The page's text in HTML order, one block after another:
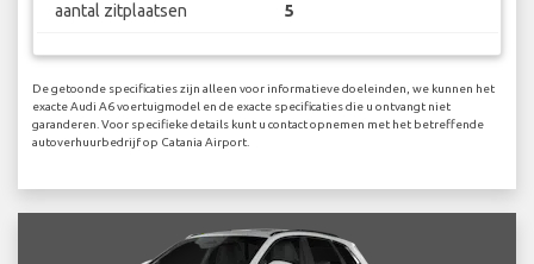
aantal zitplaatsen 5
De getoonde specificaties zijn alleen voor informatieve doeleinden, we kunnen het
exacte Audi A6 voertuigmodel en de exacte specificaties die u ontvangt niet
garanderen. Voor specifieke details kunt u contact opnemen met het betreffende
autoverhuurbedrijf op Catania Airport.